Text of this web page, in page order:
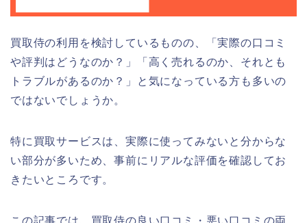
買取侍の利用を検討しているものの、「実際の口コミ
や評判はどうなのか？」「高く売れるのか、それとも
トラブルがあるのか？」と気になっている方も多いの
ではないでしょうか。
特に買取サービスは、実際に使ってみないと分からな
い部分が多いため、事前にリアルな評価を確認してお
きたいところです。